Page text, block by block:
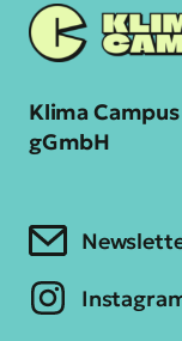
Klima
gGmbH